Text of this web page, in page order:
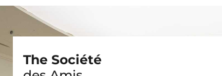
FARMO WORK TOGETHER
TO PROMOTE THE MUSEUMS.
The Société